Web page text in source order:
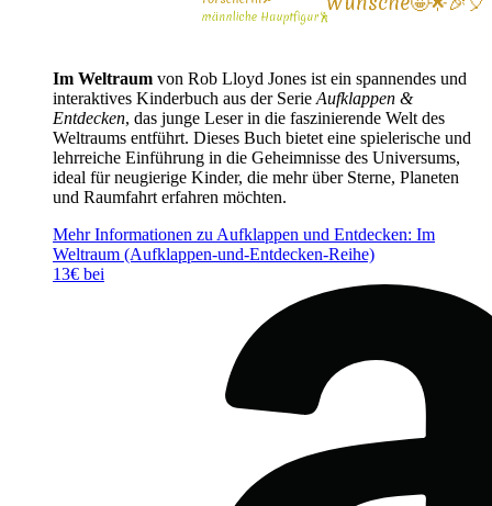
Im Weltraum von Rob Lloyd Jones ist ein spannendes und
interaktives Kinderbuch aus der Serie Aufklappen &
Entdecken, das junge Leser in die faszinierende Welt des
Weltraums entführt. Dieses Buch bietet eine spielerische und
lehrreiche Einführung in die Geheimnisse des Universums,
ideal für neugierige Kinder, die mehr über Sterne, Planeten
und Raumfahrt erfahren möchten.
Mehr Informationen zu Aufklappen und Entdecken: Im
Weltraum (Aufklappen-und-Entdecken-Reihe)
13€ bei